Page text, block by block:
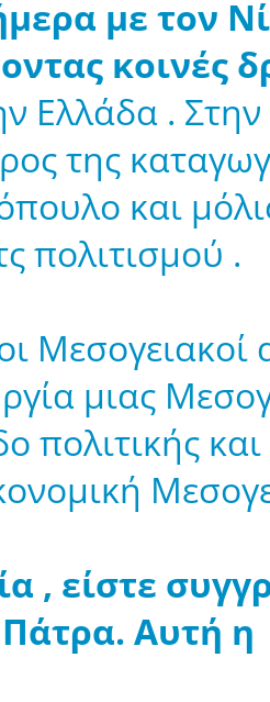
με τον
κοινές
Ελλάδα .
της
και
πολιτισμού .
Μεσογειακοί
μιας
πολιτικής και
, είστε
Πάτρα. Αυτή η